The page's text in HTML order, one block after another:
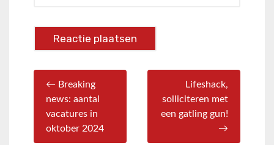
← Breaking
news: aantal
vacatures in
oktober 2024
Lifeshack,
solliciteren met
een gatling gun!
→